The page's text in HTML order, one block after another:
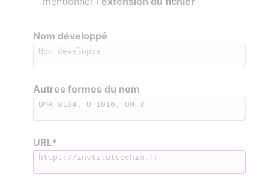
Nom développé
Autres formes du nom
URL*